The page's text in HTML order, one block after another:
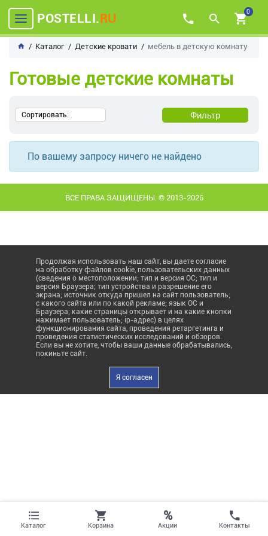
POSTELLI.RU 0
Каталог Детские кровати мебель в детскую комнату
Готовые детские комнаты
Сортировать: Фильтр
По вашему запросу ничего не найдено
ВСЕ ПРАВА ЗАЩИЩЕНЫ. © 2013-2026
Продолжая использовать наш сайт, вы даете согласие
на обработку файлов cookie, пользовательских данных
(сведения о местоположении; тип и версия ОС; тип и
версия Браузера; тип устройства и разрешение его
экрана; источник откуда пришел на сайт пользователь;
с какого сайта или по какой рекламе; язык ОС и
Браузера; какие страницы открывает и на какие кнопки
нажимает пользователь; ip-адрес) в целях
функционирования сайта, проведения ретаргетинга и
проведения статистических исследований и обзоров.
Если вы не хотите, чтобы ваши данные обрабатывались,
покиньте сайт.
Я согласен
Каталог Корзина
%
Акции Контакты